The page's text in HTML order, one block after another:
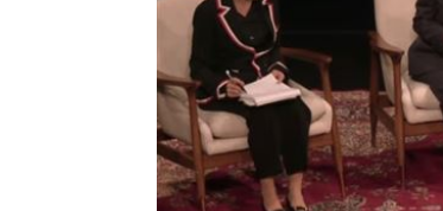
LIVE三立+24小時直播 15:27
三立iNEWS新聞台線上直播
商場戰國來臨 台中「頂奢大
台彩父親節推新刮刮樂千萬頭